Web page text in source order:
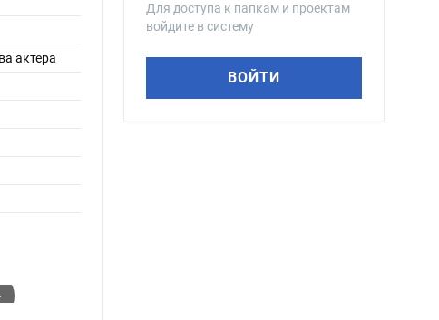
актера
Для доступа к папкам и проектам
войдите в систему
ВОЙТИ